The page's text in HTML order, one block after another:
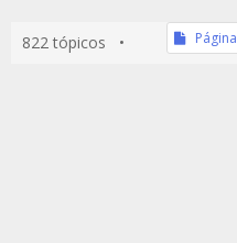
822 tópicos • Página